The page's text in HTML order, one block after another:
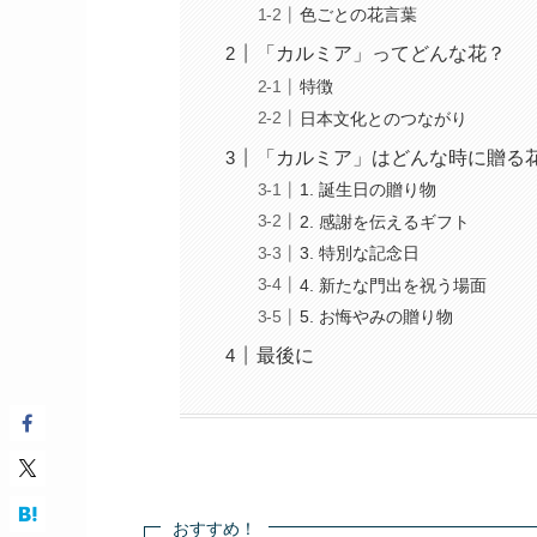
色ごとの花言葉
「カルミア」ってどんな花？
特徴
日本文化とのつながり
「カルミア」はどんな時に贈る
1. 誕生日の贈り物
2. 感謝を伝えるギフト
3. 特別な記念日
4. 新たな門出を祝う場面
5. お悔やみの贈り物
最後に
おすすめ！